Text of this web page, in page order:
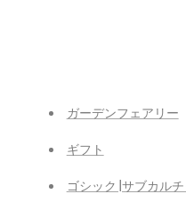
ガーデンフェアリー
ギフト
ゴシック |サブカル